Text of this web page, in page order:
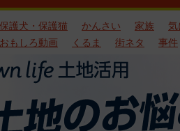
保護犬・保護猫 かんさい 家族 気
おもしろ動画
くるま 街ネタ 事件